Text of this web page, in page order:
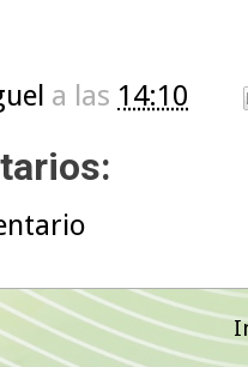
a las 14:10